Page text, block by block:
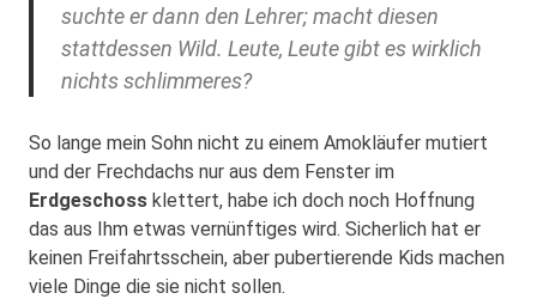
suchte er dann den Lehrer; macht diesen
stattdessen Wild. Leute, Leute gibt es wirklich
nichts schlimmeres?
So lange mein Sohn nicht zu einem Amokläufer mutiert
und der Frechdachs nur aus dem Fenster im
Erdgeschoss klettert, habe ich doch noch Hoffnung
das aus Ihm etwas vernünftiges wird. Sicherlich hat er
keinen Freifahrtsschein, aber pubertierende Kids machen
viele Dinge die sie nicht sollen.